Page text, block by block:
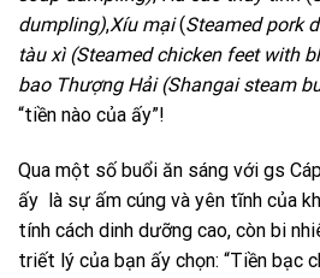
dumpling),Xíu mại(Steamed pork
tàu xì (Steamed chicken feet with
bao Thượng Hải (Shangai steam
“tiền nào của ấy”!
Qua một số buổi ăn sáng với gs
ấy là sự ấm cúng và yên tĩnh của
tính cách dinh dưỡng cao, còn bi
triết lý của bạn ấy chọn: “Tiền bạc